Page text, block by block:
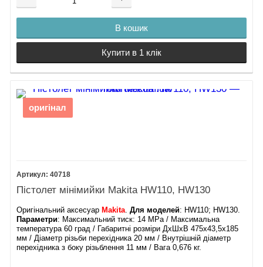
В кошик
Купити в 1 клік
оригінал
40718
Пістолет мінімийки Makita HW110, HW130
Оригінальний аксесуар Makita.Для моделей: HW110; HW130.
Параметри: Максимальний тиск: 14 MPa / Максимальна
температура 60 град / Габаритні розміри ДхШхВ 475х43,5х185
мм / Діаметр різьби перехідника 20 мм / Внутрішній діаметр
перехідника з боку різьблення 11 мм / Вага 0,676 кг.